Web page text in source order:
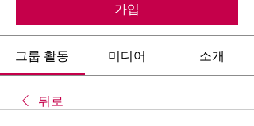
가입
그룹 활동 미디어 소개
뒤로